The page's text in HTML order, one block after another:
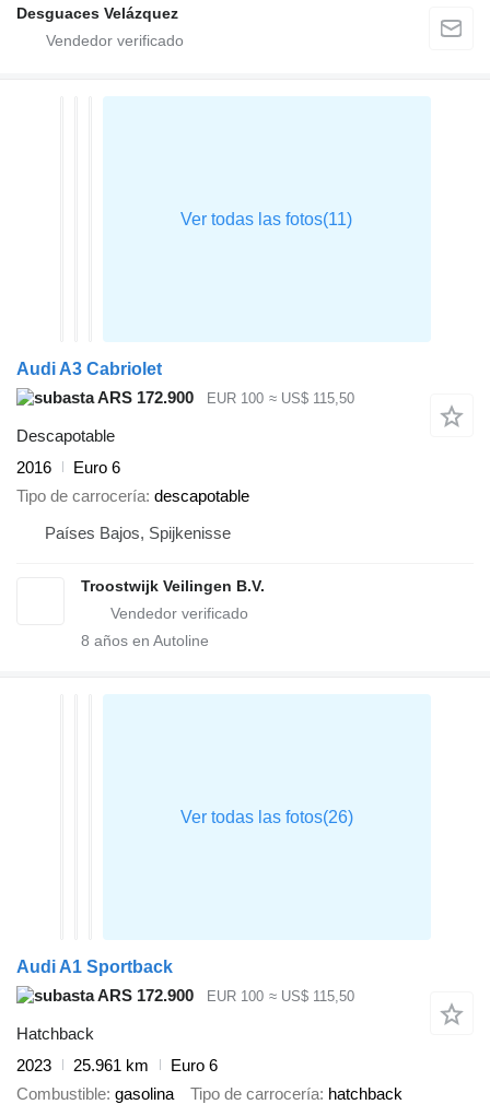
Desguaces Velázquez
Audi A3 Cabriolet
ARS 172.900
EUR 100 ≈ US$ 115,50
Descapotable
2016
Euro 6
Tipo de carrocería descapotable
Países Bajos, Spijkenisse
Troostwijk Veilingen B.V.
8 años en Autoline
Audi A1 Sportback
ARS 172.900
EUR 100 ≈ US$ 115,50
Hatchback
2023
25.961 km
Euro 6
Combustible gasolina Tipo de carrocería hatchback